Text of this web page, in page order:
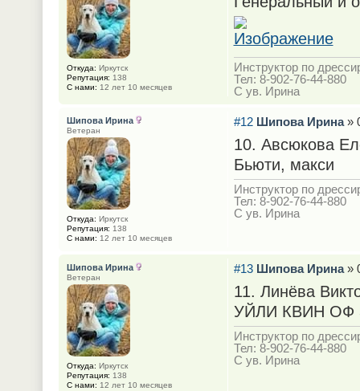
Инструктор по
Тел: 8-902-76-44-880
С ув. Ирина
Откуда: Иркутск
Репутация: 138
С нами: 12 лет 10 месяцев
#12 Шипова Ирина»
10. Авсюкова
Бьюти, макси
Инструктор по
Тел: 8-902-76-44-880
С ув. Ирина
Шипова Ирина
Ветеран
Откуда: Иркутск
Репутация: 138
С нами: 12 лет 10 месяцев
#13 Шипова Ирина»
11. Линёва
УЙЛИ КВИН ОФ
Инструктор по
Тел: 8-902-76-44-880
С ув. Ирина
Шипова Ирина
Ветеран
Откуда: Иркутск
Репутация: 138
С нами: 12 лет 10 месяцев